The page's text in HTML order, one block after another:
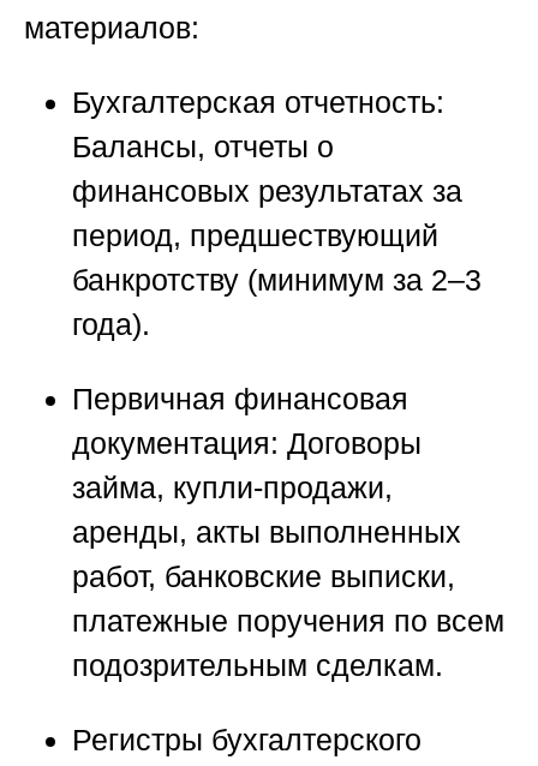
материалов:
Бухгалтерская отчетность:
Балансы, отчеты о
финансовых результатах за
период, предшествующий
банкротству (минимум за 2–3
года).
Первичная финансовая
документация: Договоры
займа, купли-продажи,
аренды, акты выполненных
работ, банковские выписки,
платежные поручения по всем
подозрительным сделкам.
Регистры бухгалтерского